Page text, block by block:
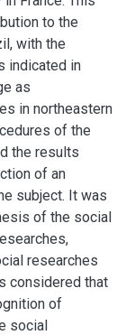
to the
with the
indicated in
as
in northeastern
of the
the results
of an
subject. It was
of the social
researches
considered that
of
social